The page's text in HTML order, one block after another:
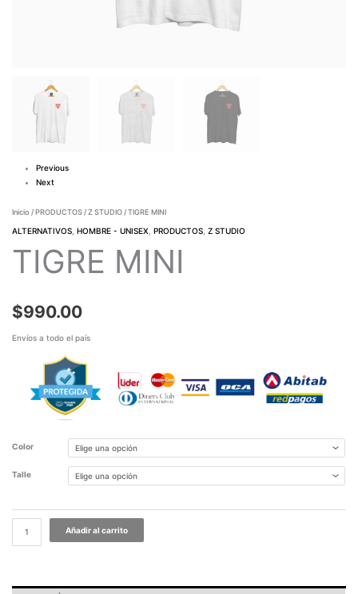
Previous
Next
Inicio / PRODUCTOS/Z STUDIO/ TIGRE MINI
ALTERNATIVOS ,HOMBRE - UNISEX ,PRODUCTOS ,Z STUDIO
TIGRE MINI
$990.00
Envíos a todo el país
Color
Talle
Añadir al carrito